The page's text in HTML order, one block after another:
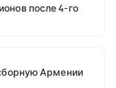
после 4-го
Армении